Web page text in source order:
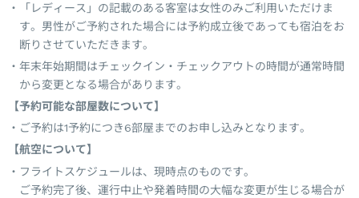
「レディース」の記載のある客室は女性のみご利用いただけま
す。男性がご予約された場合には予約成立後であっても宿泊をお
断りさせていただきます。
年末年始期間はチェックイン・チェックアウトの時間が通常時間
から変更となる場合があります。
【予約可能な部屋数について】
ご予約は1予約につき6部屋までのお申し込みとなります。
【航空について】
フライトスケジュールは、現時点のものです。
ご予約完了後、運行中止や発着時間の大幅な変更が生じる場合が